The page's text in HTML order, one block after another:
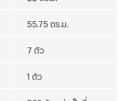
55.75 ตร.ม.
7 ตัว
1 ตัว